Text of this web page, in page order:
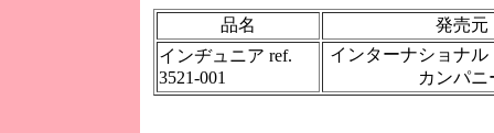
品名
発売元
インヂュニア ref.
3521-001
インターナショナ
カンパニ